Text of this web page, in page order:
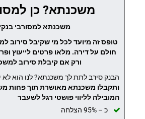
משכנתא? כן
משכנתא למסורבי
טופס זה מיועד לכל מי שקיבל סירוב
חולם על דירה. מלאו פרטים לייעוץ
ורק אם קיבלת סירוב
הבנק סירב לתת לך משכנתא? לנו הוא לא
ותקבלו משכנתא מאושרת תוך פחות
המובילה לליווי פושטי רגל לשעבר
כ – 95% הצלחה